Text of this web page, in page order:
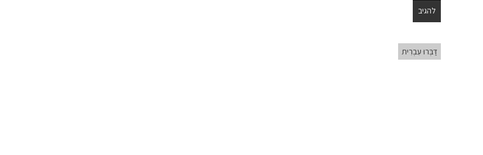
דַּבְּרוּ עִבְרִית